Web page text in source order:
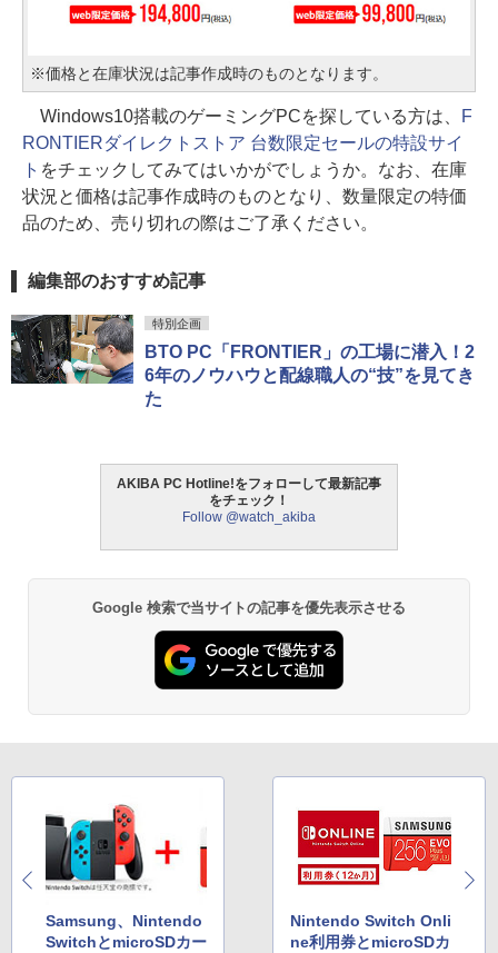
※価格と在庫状況は記事作成時のものとなります。
Windows10搭載のゲーミングPCを探している方は、
F
RONTIERダイレクトストア 台数限定セールの特設サイ
ト をチェックしてみてはいかがでしょうか。なお、在庫
状況と価格は記事作成時のものとなり、数量限定の特価
品のため、売り切れの際はご了承ください。
編集部のおすすめ記事
特別企画
BTO PC「FRONTIER」の工場に潜入！2
6年のノウハウと配線職人の“技”を見てき
た
AKIBA PC Hotline!をフォローして最新記事
をチェック！
Follow @watch_akiba
Google 検索で当サイトの記事を優先表示させる
Samsung、Nintendo
SwitchとmicroSDカー
Nintendo Switch Onli
ne利用券とmicroSDカ